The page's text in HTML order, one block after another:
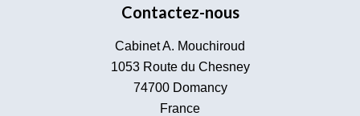
Contactez-nous
Cabinet A. Mouchiroud
1053 Route du Chesney
74700Domancy
France